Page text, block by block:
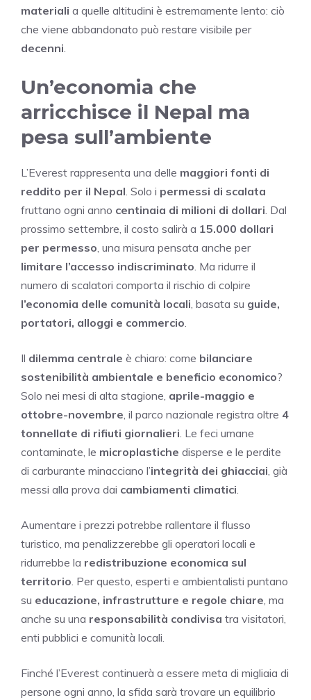
materiali a quelle altitudini è estremamente lento: ciò
che viene abbandonato può restare visibile per
decenni.
Un’economia che
arricchisce il Nepal ma
pesa sull’ambiente
L’Everest rappresenta una delle maggiori fonti di
reddito per il Nepal. Solo i permessi di scalata
fruttano ogni anno centinaia di milioni di dollari. Dal
prossimo settembre, il costo salirà a 15.000 dollari
per permesso, una misura pensata anche per
limitare l’accesso indiscriminato. Ma ridurre il
numero di scalatori comporta il rischio di colpire
l’economia delle comunità locali, basata su guide,
portatori, alloggi e commercio.
Il dilemma centrale è chiaro: come bilanciare
sostenibilità ambientale e beneficio economico?
Solo nei mesi di alta stagione, aprile-maggio e
ottobre-novembre, il parco nazionale registra oltre 4
tonnellate di rifiuti giornalieri. Le feci umane
contaminate, le microplastiche disperse e le perdite
di carburante minacciano l’integrità dei ghiacciai, già
messi alla prova dai cambiamenti climatici.
Aumentare i prezzi potrebbe rallentare il flusso
turistico, ma penalizzerebbe gli operatori locali e
ridurrebbe la redistribuzione economica sul
territorio. Per questo, esperti e ambientalisti puntano
su educazione, infrastrutture e regole chiare, ma
anche su una responsabilità condivisa tra visitatori,
enti pubblici e comunità locali.
Finché l’Everest continuerà a essere meta di migliaia di
persone ogni anno, la sfida sarà trovare un equilibrio